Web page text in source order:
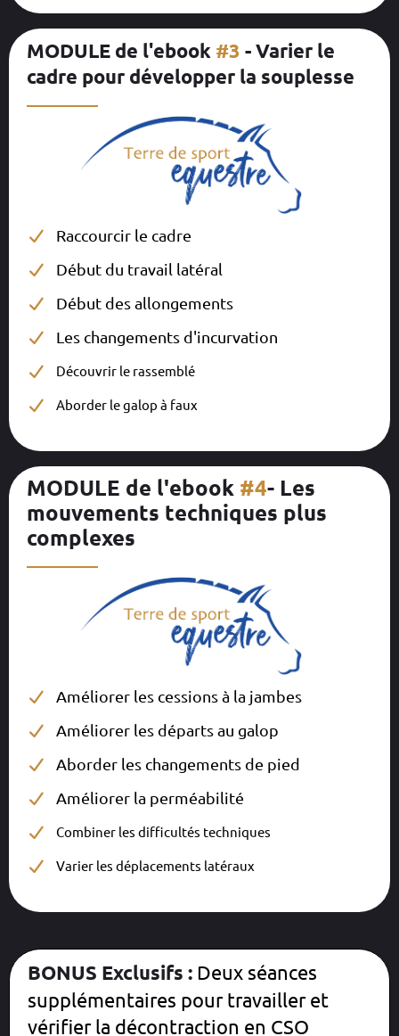
MODULE de l'ebook #3 - Varier le
cadre pour développer la souplesse
Raccourcir le cadre
Début du travail latéral
Début des allongements
Les changements d'incurvation
Découvrir le rassemblé
Aborder le galop à faux
MODULE de l'ebook #4- Les
mouvements techniques plus
complexes
Améliorer les cessions à la jambes
Améliorer les départs au galop
Aborder les changements de pied
Améliorer la perméabilité
Combiner les difficultés techniques
Varier les déplacements latéraux
BONUS Exclusifs : Deux séances
supplémentaires pour travailler et
vérifier la décontraction en CSO